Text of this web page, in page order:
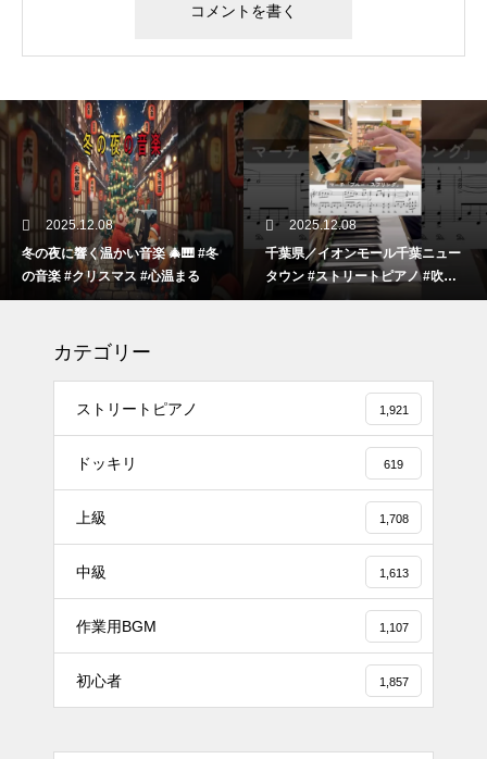
2025.12.08
冬の夜に響く温かい音楽 🎄🎹 #冬
の音楽 #クリスマス #心温まる
2025.12.08
千葉県／イオンモール千葉ニュー
タウン #ストリートピアノ #吹奏
楽
カテゴリー
ストリートピアノ 1,921
ドッキリ 619
上級 1,708
中級 1,613
作業用BGM 1,107
初心者 1,857
#tiktok #shorts #shortsdaily #sh
ortsdance #shirose #磁石 #white
jam #ピアノ初心者 #ピアノレッ
【転生悪女の黒歴史OP】ピアノ
で「Black Flame」弾いてみた
（中～上級）【The Dark History